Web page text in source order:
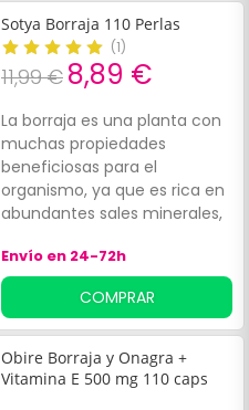
Sotya Borraja 110 Perlas
(1)
11,99 € 8,89 €
La borraja es una planta con
muchas propiedades
beneficiosas para el
organismo, ya que es rica en
abundantes sales minerales,
potasio, sales cálcicas y
silícicas, mucílagos y
flavonoides. Sotya Borraja en
perlas se convertirá en un
gran aliado para aliviar el
síndrome premenstrual, ya
Envío en 24-72h
COMPRAR
Obire Borraja y Onagra +
Vitamina E 500 mg 110 caps